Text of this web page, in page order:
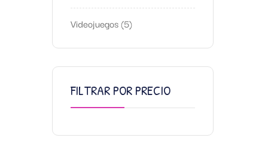
Videojuegos 5
FILTRAR POR PRECIO